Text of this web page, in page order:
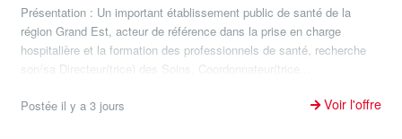
Présentation : Un important établissement public de santé de la
région Grand Est, acteur de référence dans la prise en charge
hospitalière et la formation des professionnels de santé, recherche
son/sa Directeur(trice) des Soins, Coordonnateur(trice...
Postée il y a 3 jours Voir l'offre